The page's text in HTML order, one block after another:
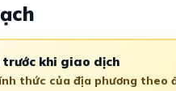
khi giao dịch
thức của địa phương